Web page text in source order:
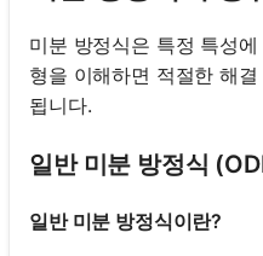
미분 방정식은 특정 특성
형을 이해하면 적절한 해
됩니다.
일반 미분 방정식
일반 미분 방정식이란?